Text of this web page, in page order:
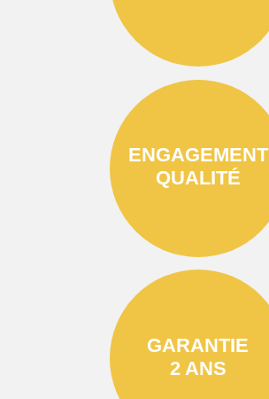
ENGAGEMENT
QUALITÉ
GARANTIE
2 ANS